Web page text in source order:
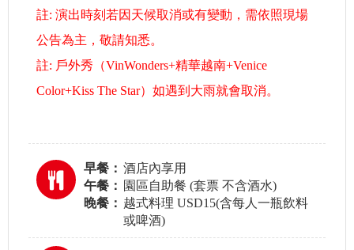
註: 演出時刻若因天候取消或有變動，需依照現場
公告為主，敬請知悉。
註: 戶外秀（VinWonders+精華越南+Venice
Color+Kiss The Star）如遇到大雨就會取消。
早餐： 酒店內享用
午餐： 園區自助餐 (套票 不含酒水)
晚餐： 越式料理 USD15(含每人一瓶飲料
或啤酒)